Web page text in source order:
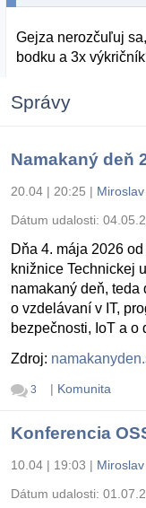
Gejza nerozčuľuj
bodku a 3x
Správy
Namakaný deň
20.04 | 20:25 |
Dátum udalosti:
Dňa 4. mája 2026
knižnice Technickej
namakaný deň, teda
o vzdelávaní v IT,
bezpečnosti, IoT a o
Zdroj:
3 | Komunita
Konferencia
10.04 | 19:03 |
Dátum udalosti: